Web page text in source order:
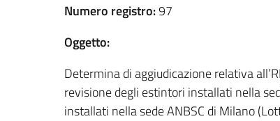
Numero registro:97
Oggetto:
Determina di aggiudicazione relativa
revisione degli estintori installati nella
installati nella sede ANBSC di Milano